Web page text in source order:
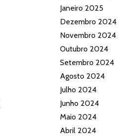
Janeiro 2025
Dezembro 2024
Novembro 2024
Outubro 2024
Setembro 2024
Agosto 2024
Julho 2024
Junho 2024
Maio 2024
Abril 2024